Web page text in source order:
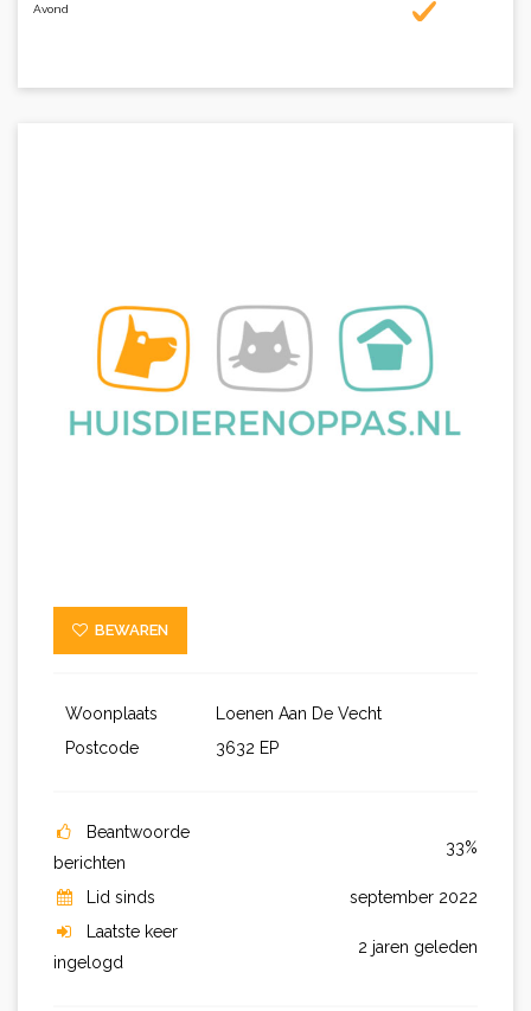
Avond
BEWAREN
Woonplaats
Loenen Aan De Vecht
Postcode
3632 EP
Beantwoorde
berichten
33%
Lid sinds
september 2022
Laatste keer
ingelogd
2 jaren geleden